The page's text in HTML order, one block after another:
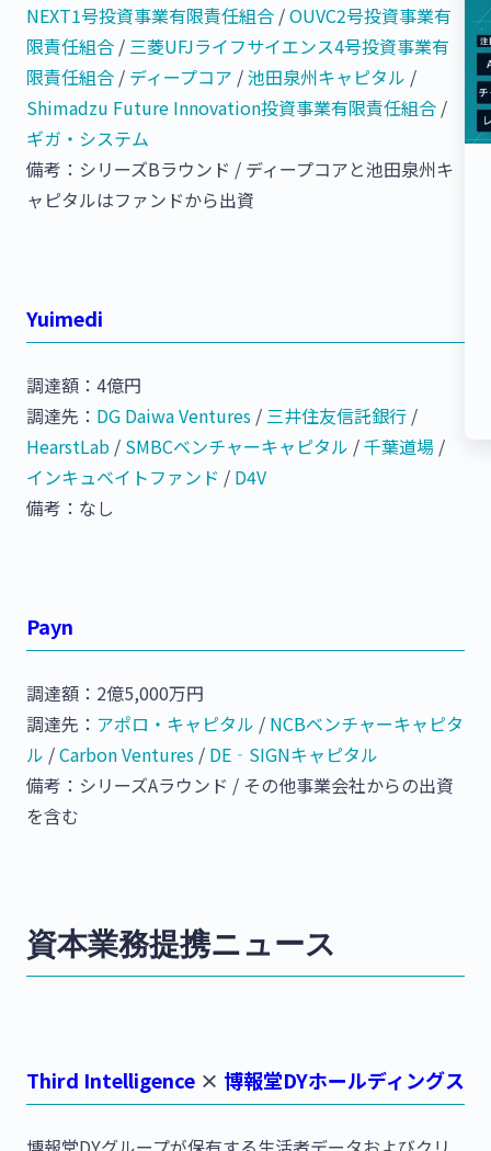
NEXT1号投資事業有限責任組合 /OUVC2号投資事業有
限責任組合 / 三菱UFJライフサイエンス4号投資事業有
限責任組合 / ディープコア /池田泉州キャピタル /
Shimadzu Future Innovation投資事業有限責任組合 /
ギガ・システム
備考：シリーズBラウンド / ディープコアと池田泉州キ
ャピタルはファンドから出資
Yuimedi
調達額：4億円
調達先： DG Daiwa Ventures / 三井住友信託銀行 /
HearstLab / SMBCベンチャーキャピタル /千葉道場 /
インキュベイトファンド / D4V
備考：なし
Payn
調達額：2億5,000万円
調達先： アポロ・キャピタル / NCBベンチャーキャピタ
ル /Carbon Ventures / DE‐SIGNキャピタル
備考：シリーズAラウンド / その他事業会社からの出資
を含む
資本業務提携ニュース
Third Intelligence × 博報堂DYホールディングス